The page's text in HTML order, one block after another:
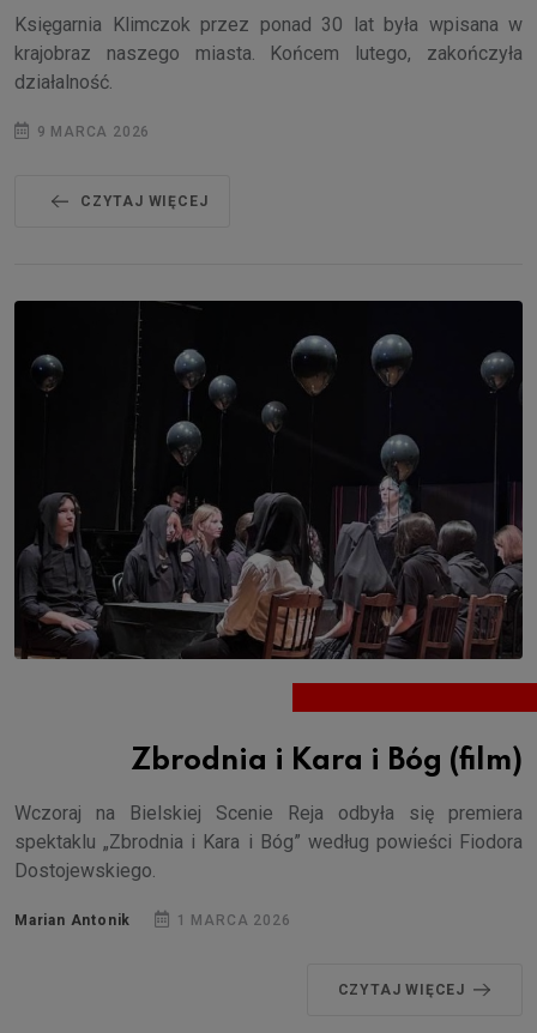
Księgarnia Klimczok przez ponad 30 lat była wpisana w
krajobraz naszego miasta. Końcem lutego, zakończyła
działalność.
9 MARCA 2026
CZYTAJ WIĘCEJ
Zbrodnia i Kara i Bóg (film)
Wczoraj na Bielskiej Scenie Reja odbyła się premiera
spektaklu „Zbrodnia i Kara i Bóg” według powieści Fiodora
Dostojewskiego.
Marian Antonik 1 MARCA 2026
CZYTAJ WIĘCEJ